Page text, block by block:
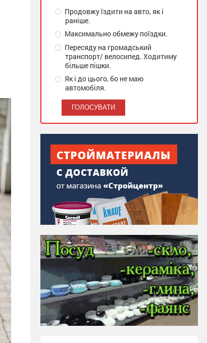
Продовжу їздити на авто, як і
раніше.
Максимально обмежу поїздки.
Пересяду на громадський
транспорт/ велосипед. Ходитиму
більше пішки.
Як і до цього, бо не маю
автомобіля.